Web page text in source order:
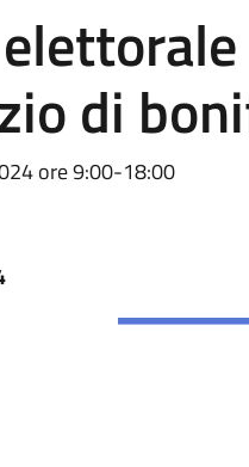
di
ore 9:00-18:00